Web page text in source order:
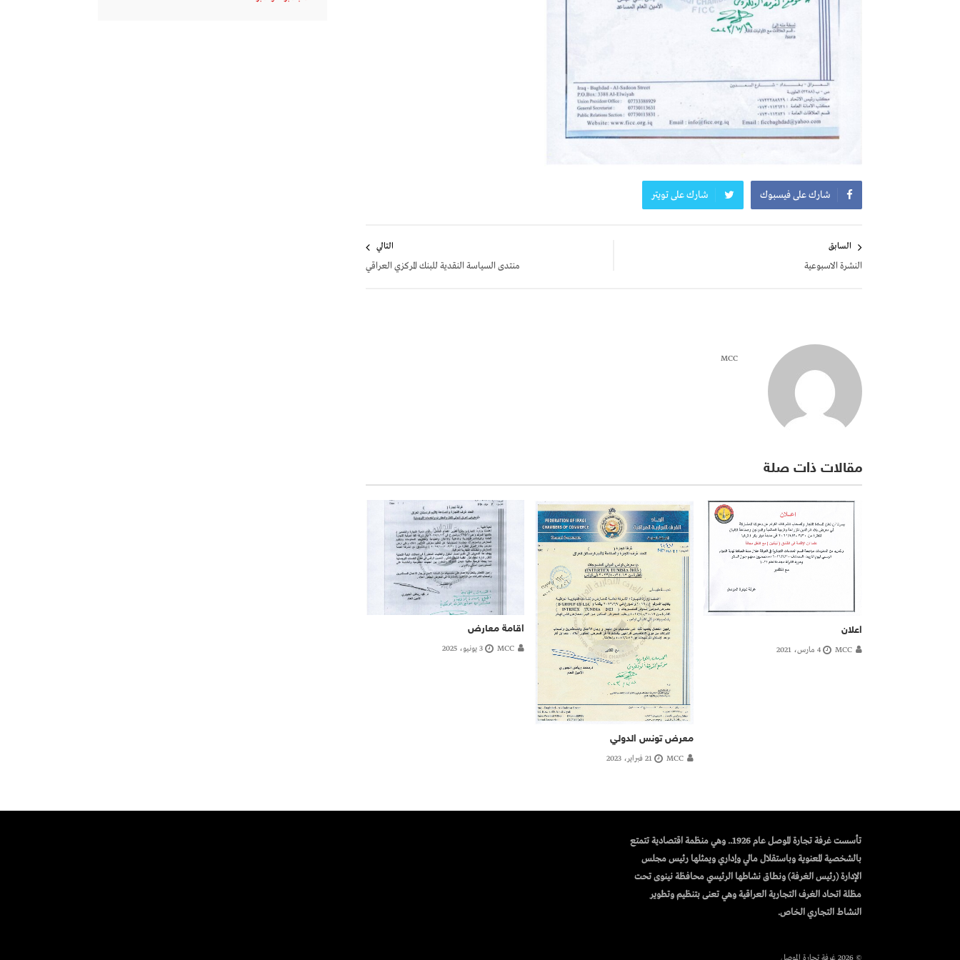
شارك على فيسبوك شارك على تويتر
المقالات
السابق
النشرة الاسبوعية
التالي
منتدى السياسة النقدية للبنك المركزي العراقي
MCC
مقالات ذات صلة
اعلان
MCC 4 مارس، 2021
معرض تونس الدولي
MCC 21 فبراير، 2023
اقامة معارض
MCC 3 يونيو، 2025
تأسست غرفة تجارة الموصل عام 1926.. وهي منظمة اقتصادية تتمتع
بالشخصية المعنوية وباستقلال مالي وإداري ويمثلها رئيس مجلس
الإدارة (رئيس الغرفة) ونطاق نشاطها الرئيسي محافظة نينوى تحت
مظلة اتحاد الغرف التجارية العراقية وهي تعنى بتنظيم وتطوير
النشاط التجاري الخاص.
© 2026 غرفة تجارة الموصل